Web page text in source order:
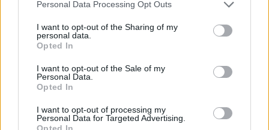
Personal Data Processing Opt Outs
I want to opt-out of the Sharing of my
personal data.
Opted In
I want to opt-out of the Sale of my
Personal Data.
Opted In
I want to opt-out of processing my
Personal Data for Targeted Advertising.
Opted In
02:30
Αυξάνονται οι ενδείξεις για ζωή στον Άρη
ΠΕΡΙΣΣΟΤΕΡΑ